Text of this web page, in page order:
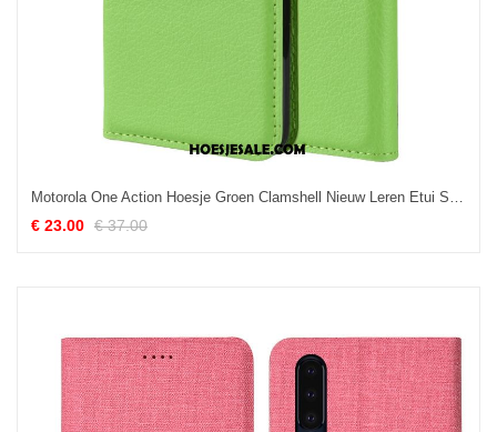
Motorola One Action Hoesje Groen Clamshell Nieuw Leren Etui Soort Aziatische Vrucht Korting
€ 23.00 € 37.00